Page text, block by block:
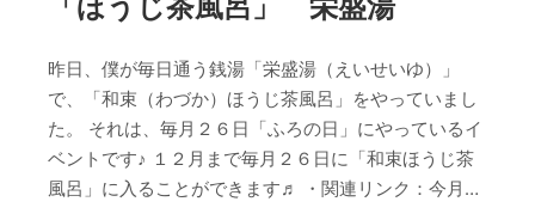
昨日、僕が毎日通う銭湯「栄盛湯（えいせいゆ）」
で、「和束（わづか）ほうじ茶風呂」をやっていまし
た。 それは、毎月２６日「ふろの日」にやっているイ
ベントです♪ １２月まで毎月２６日に「和束ほうじ茶
風呂」に入ることができます♬ ・関連リンク：今月…